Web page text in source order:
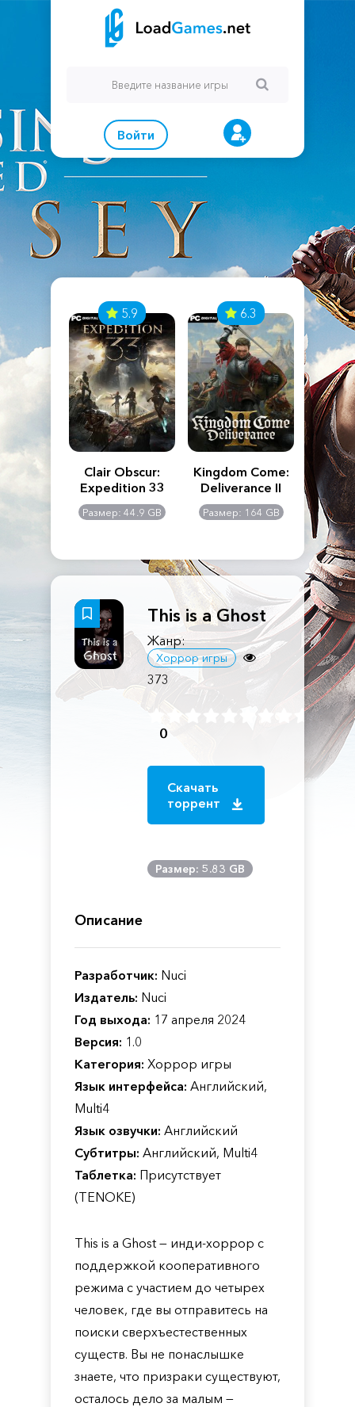
Войти
Creed
5.9
Clair Obscur:
Expedition 33
Размер: 44.9 GB
6.3
Kingdom Come:
Deliverance II
Размер: 164 GB
The
This is a Ghost
Жанр:
Хоррор игры
373
0
Скачать
торрент
Размер: 5.83 GB
Описание
Разработчик: Nuci
Издатель: Nuci
Год выхода: 17 апреля 2024
Версия: 1.0
Категория: Хоррор игры
Язык интерфейса: Английский,
Multi4
Язык озвучки: Английский
Субтитры: Английский, Multi4
Таблетка: Присутствует
(TENOKE)
This is a Ghost — инди-хоррор с
поддержкой кооперативного
режима с участием до четырех
человек, где вы отправитесь на
поиски сверхъестественных
существ. Вы не понаслышке
знаете, что призраки существуют,
осталось дело за малым —